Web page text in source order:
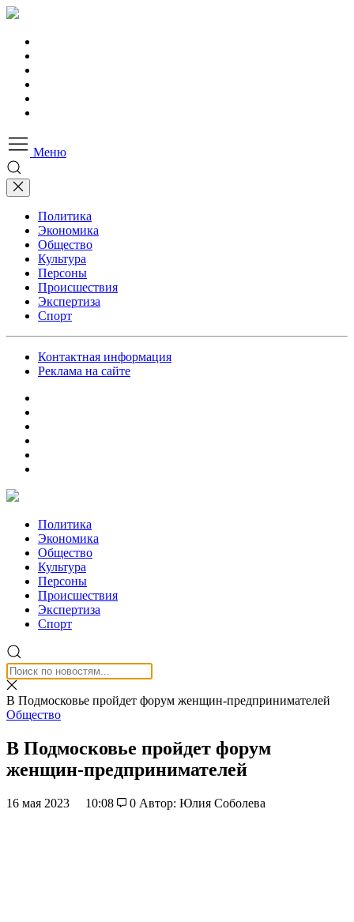
Меню
Политика
Экономика
Общество
Культура
Персоны
Происшествия
Экспертиза
Спорт
Контактная информация
Реклама на сайте
Политика
Экономика
Общество
Культура
Персоны
Происшествия
Экспертиза
Спорт
В Подмосковье пройдет форум женщин-предпринимателей
Общество
В Подмосковье пройдет форум
женщин-предпринимателей
16 мая 2023 10:08 0 Автор: Юлия Соболева